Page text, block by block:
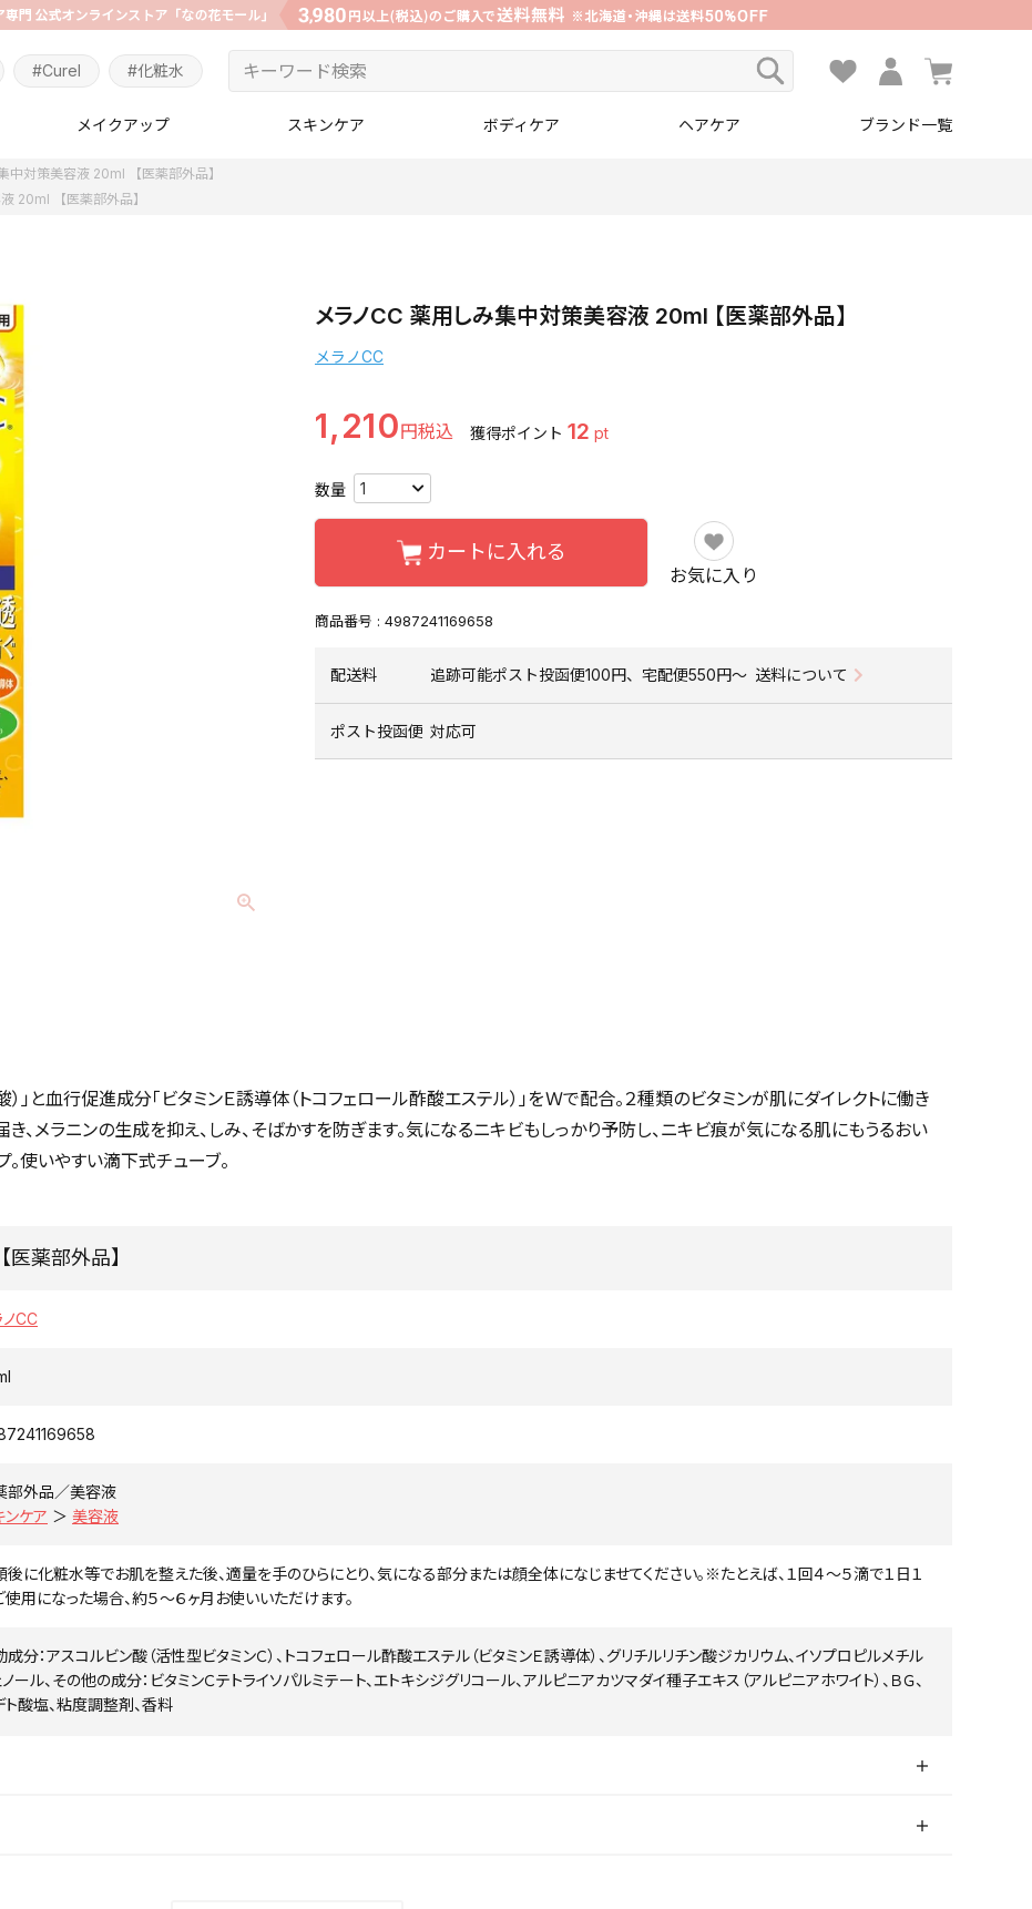
#化粧水
#Curel
メイクアップ スキンケア ボディケア ヘアケア ブランド一覧
中対策美容液 20ml 【医薬部外品】
20ml 【医薬部外品】
メラノCC 薬用しみ集中対策美容液 20ml 【医薬部外品】
メラノCC
1,210 獲得ポイント 12 pt
お気に入り
カートに入れる
商品番号 4987241169658
配送料 追跡可能ポスト投函便100円、宅配便550円〜 送料について
ポスト投函便 対応可
」と血行促進成分「ビタミンＥ誘導体（トコフェロール酢酸エステル）」をＷで配合。２種類のビタミンが肌にダイレクトに働き
、メラニンの生成を抑え、しみ、そばかすを防ぎます。気になるニキビもしっかり予防し、ニキビ痕が気になる肌にもうるおい
使いやすい滴下式チューブ。
薬部外品】
ノCC
部外品／美容液
ンケア ＞ 美容液
後に化粧水等でお肌を整えた後、適量を手のひらにとり、気になる部分または顔全体になじませてください。※たとえば、１回４～５滴で１日１
使用になった場合、約５～６ヶ月お使いいただけます。
成分：アスコルビン酸（活性型ビタミンＣ）、トコフェロール酢酸エステル（ビタミンＥ誘導体）、グリチルリチン酸ジカリウム、イソプロピルメチル
ノール、その他の成分：ビタミンＣテトライソパルミテート、エトキシジグリコール、アルピニアカツマダイ種子エキス（アルピニアホワイト）、ＢＧ、
ト酸塩、粘度調整剤、香料